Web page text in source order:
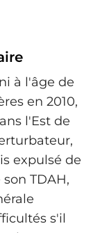
à l'âge de
en 2010,
l'Est de
expulsé de
TDAH,
s'il